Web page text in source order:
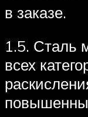
в заказе.
1.5. Сталь
всех